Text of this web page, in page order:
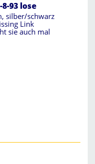
93 lose
silber/schwarz
Link
sie auch mal